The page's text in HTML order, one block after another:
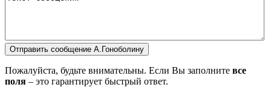
Пожалуйста, будьте внимательны. Если Вы заполните все
поля – это гарантирует быстрый ответ.